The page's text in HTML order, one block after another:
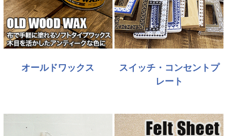
オールドワックス
スイッチ・コンセントプ
レート